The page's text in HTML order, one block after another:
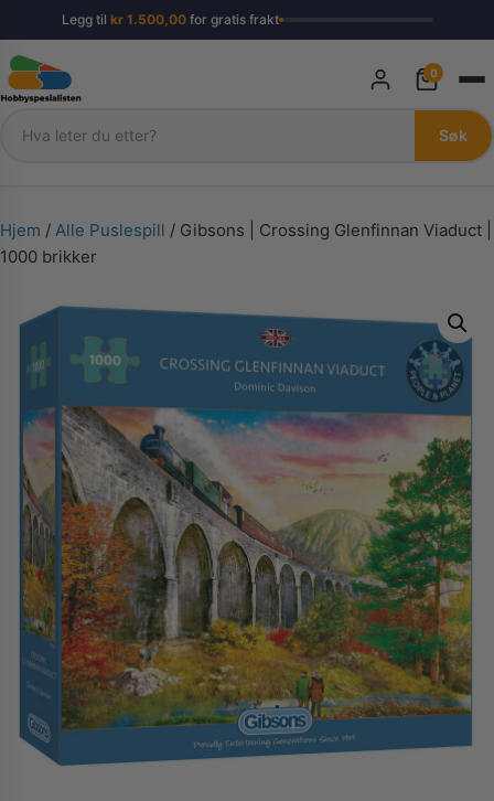
Legg til kr1.500,00for gratis frakt
Søk
Søk
0
Hjem / Alle Puslespill / Gibsons | Crossing Glenfinnan Viaduct |
1000 brikker